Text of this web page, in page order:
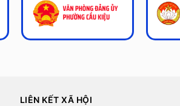
LIÊN KẾT XÃ HỘI